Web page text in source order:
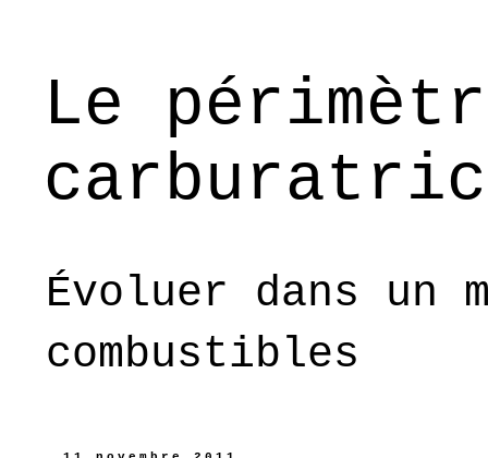
Le
Évoluer dans un
combustibles